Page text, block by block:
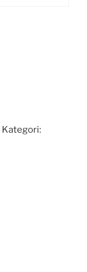
Kategori: